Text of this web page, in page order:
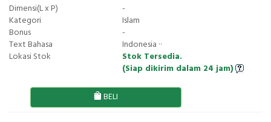
Dimensi(L x P)
-
Kategori
Islam
Bonus
-
Text Bahasa
Indonesia ··
Lokasi Stok
Stok Tersedia.
(Siap dikirim dalam 24 jam)
BELI